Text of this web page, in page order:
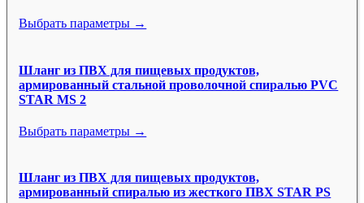
Выбрать параметры →
Шланг из ПВХ для пищевых продуктов,
армированный стальной проволочной спиралью PVC
STAR MS 2
Выбрать параметры →
Шланг из ПВХ для пищевых продуктов,
армированный спиралью из жесткого ПВХ STAR PS